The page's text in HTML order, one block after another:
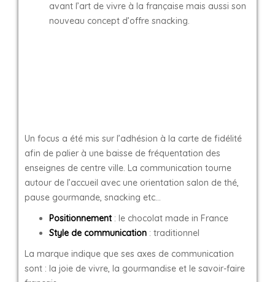
avant l’art de vivre à la française mais aussi son
nouveau concept d’offre snacking.
Un focus a été mis sur l’adhésion à la carte de fidélité
afin de palier à une baisse de fréquentation des
enseignes de centre ville. La communication tourne
autour de l’accueil avec une orientation salon de thé,
pause gourmande, snacking etc…
Positionnement : le chocolat made in France
Style de communication : traditionnel
La marque indique que ses axes de communication
sont : la joie de vivre, la gourmandise et le savoir-faire